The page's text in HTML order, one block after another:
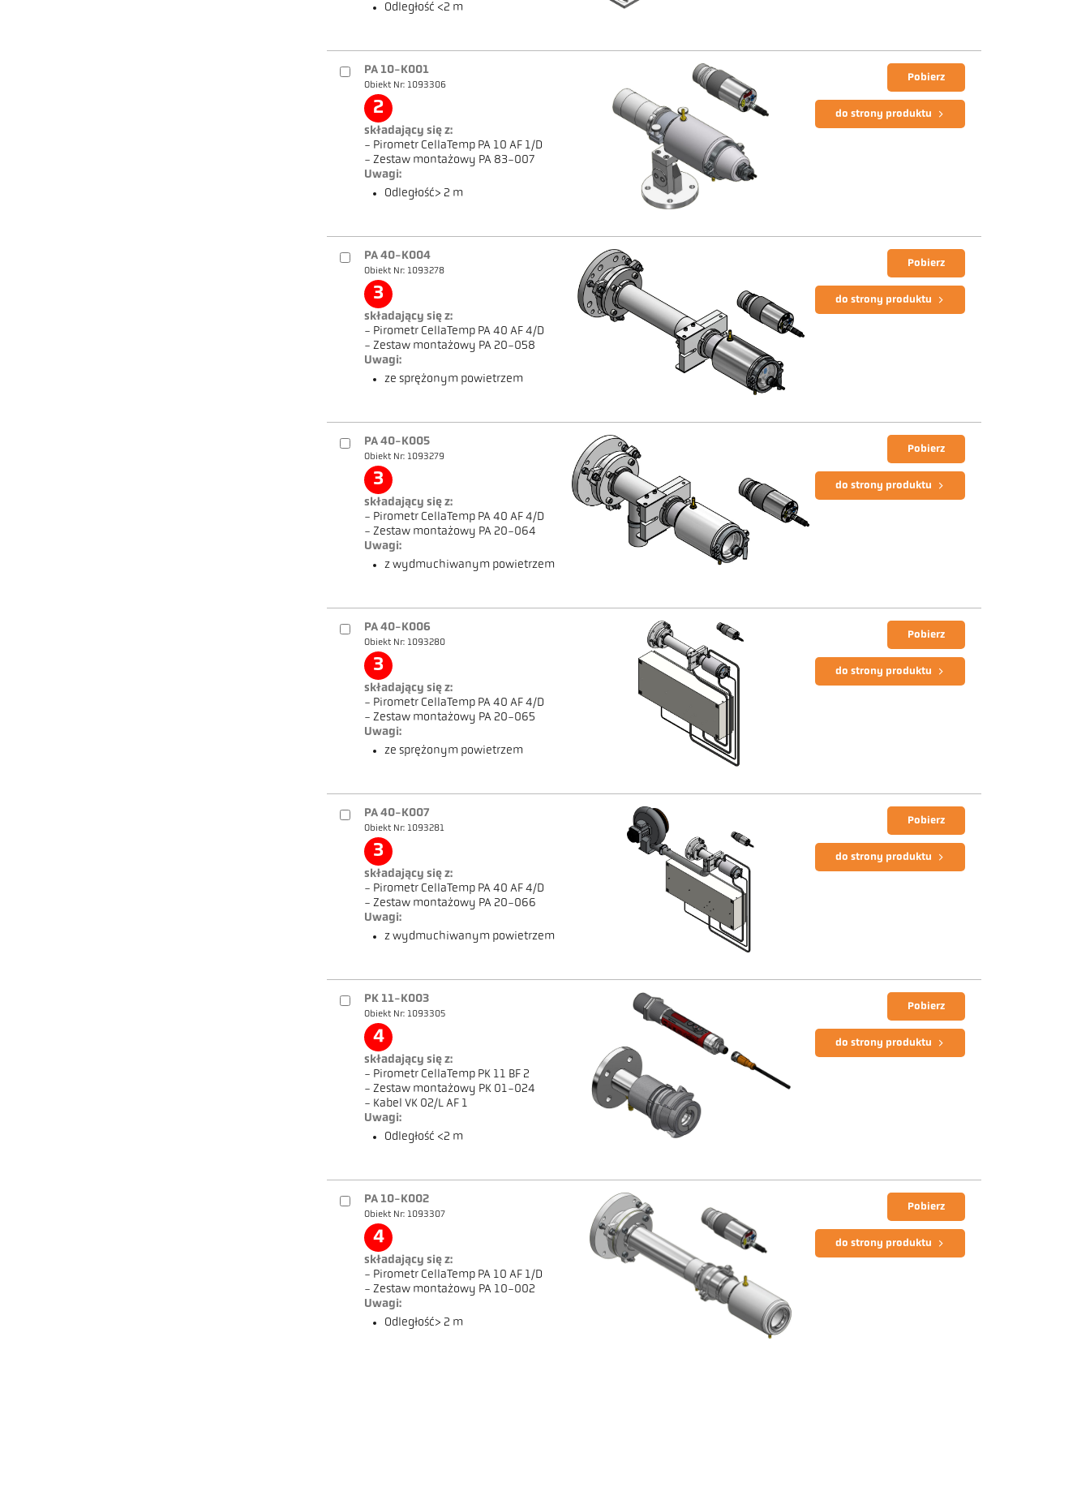
Odległość <2 m
PA 10-K001
Obiekt Nr: 1093306
2
składający się z:
- Pirometr CellaTemp PA 10 AF 1/D
- Zestaw montażowy PA 83-007
Uwagi:
Odległość> 2 m
Pobierz
do strony produktu
PA 40-K004
Obiekt Nr: 1093278
3
składający się z:
- Pirometr CellaTemp PA 40 AF 4/D
- Zestaw montażowy PA 20-058
Uwagi:
ze sprężonym powietrzem
Pobierz
do strony produktu
PA 40-K005
Obiekt Nr: 1093279
3
składający się z:
- Pirometr CellaTemp PA 40 AF 4/D
- Zestaw montażowy PA 20-064
Uwagi:
z wydmuchiwanym powietrzem
Pobierz
do strony produktu
PA 40-K006
Obiekt Nr: 1093280
3
składający się z:
- Pirometr CellaTemp PA 40 AF 4/D
- Zestaw montażowy PA 20-065
Uwagi:
ze sprężonym powietrzem
Pobierz
do strony produktu
PA 40-K007
Obiekt Nr: 1093281
3
składający się z:
- Pirometr CellaTemp PA 40 AF 4/D
- Zestaw montażowy PA 20-066
Uwagi:
z wydmuchiwanym powietrzem
Pobierz
do strony produktu
PK 11-K003
Obiekt Nr: 1093305
4
składający się z:
- Pirometr CellaTemp PK 11 BF 2
- Zestaw montażowy PK 01-024
- Kabel VK 02/L AF 1
Uwagi:
Odległość <2 m
Pobierz
do strony produktu
PA 10-K002
Obiekt Nr: 1093307
4
składający się z:
- Pirometr CellaTemp PA 10 AF 1/D
- Zestaw montażowy PA 10-002
Uwagi:
Odległość> 2 m
Pobierz
do strony produktu